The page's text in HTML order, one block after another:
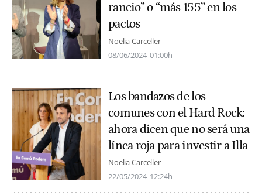
rancio” o “más 155” en los
pactos
Noelia Carceller
08/06/2024 01:00h
Los bandazos de los
comunes con el Hard Rock:
ahora dicen que no será una
línea roja para investir a Illa
Noelia Carceller
22/05/2024 12:24h